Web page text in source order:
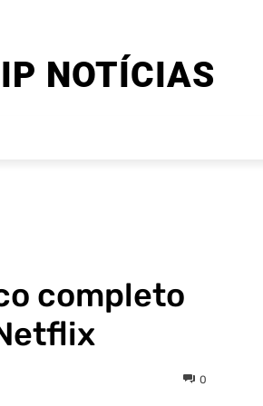
NOTÍCIAS
completo
0